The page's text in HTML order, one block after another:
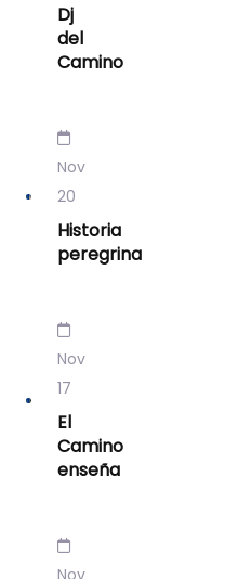
Dj
del
Camino
Nov
20
Historia
peregrina
Nov
17
El
Camino
enseña
Nov